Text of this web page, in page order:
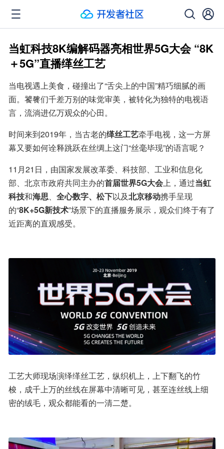
当虹科技8K编解码器亮相世界5G大会 “8K
＋5G”直播缂丝工艺
当电视遇上美食，碰撞出了“舌尖上的中国”精巧细腻的画
面。饕餮们千差万别的味觉审美，被转化为独特的电视语
言，流淌进亿万观众的心田。
时间来到2019年，当古老的缂丝工艺牵手电视，这一方屏
幕又要如何诠释跳跃在丝绸上这门“丝毫毕现”的语言呢？
11月21日，由国家发展改革委、科技部、工业和信息化
部、北京市政府共同主办的首届世界5G大会上，通过当虹
科技和海思、 全心数字、松下以及北京移动携手呈现
的“8K+5G新技术”场景下的直播服务展示，观众们终于有了
近距离的直观感受。
工艺大师现场演绎缂丝工艺，纵织机上，上下翻飞的竹
梭，成千上万的丝线在屏幕中清晰可见，甚至连丝线上细
密的绒毛，观众都能看的一清二楚。